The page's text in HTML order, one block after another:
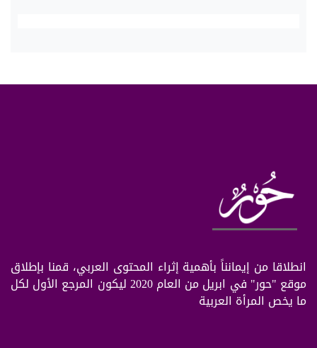
انطلاقا من إيمانناً بأهمية إثراء المحتوى العربي، قمنا بإطلاق
موقع "حور" في ابريل من العام 2020 ليكون المرجع الأول لكل
ما يخص المرأة العربية